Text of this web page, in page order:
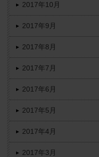
2017年10月
2017年9月
2017年8月
2017年7月
2017年6月
2017年5月
2017年4月
2017年3月